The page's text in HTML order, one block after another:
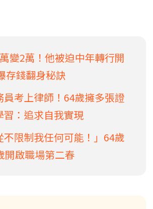
變2萬！他被迫中年轉行開
存錢翻身秘訣
員考上律師！64歲擁多張證
習：追求自我實現
不限制我任何可能！」64歲
開啟職場第二春